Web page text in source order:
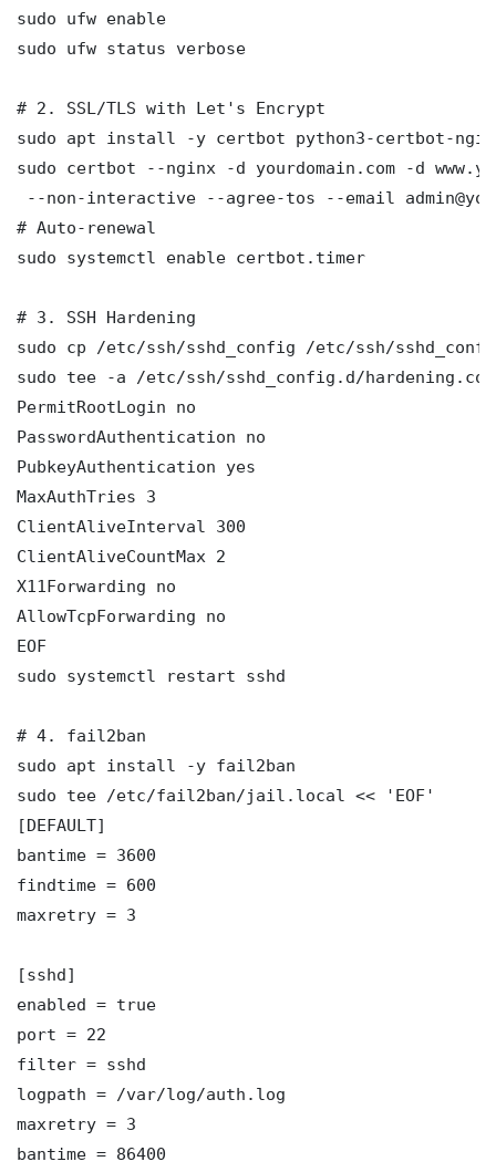
sudo ufw enable
sudo ufw status verbose
# 2. SSL/TLS with Let's Encrypt
sudo apt install -y certbot python3-certbot-
sudo certbot --nginx -d yourdomain.com -d
--non-interactive --agree-tos --email
# Auto-renewal
sudo systemctl enable certbot.timer
# 3. SSH Hardening
sudo cp /etc/ssh/sshd_config /etc/ssh/
sudo tee -a /etc/ssh/sshd_config.d/
PermitRootLogin no
PasswordAuthentication no
PubkeyAuthentication yes
MaxAuthTries 3
ClientAliveInterval 300
ClientAliveCountMax 2
X11Forwarding no
AllowTcpForwarding no
EOF
sudo systemctl restart sshd
# 4. fail2ban
sudo apt install -y fail2ban
sudo tee /etc/fail2ban/jail.local << 'EOF'
[DEFAULT]
bantime = 3600
findtime = 600
maxretry = 3
[sshd]
enabled = true
port = 22
filter = sshd
logpath = /var/log/auth.log
maxretry = 3
bantime = 86400